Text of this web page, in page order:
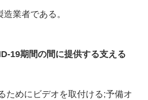
業者である。
19期間の間に提供する支える
ためにビデオを取付ける;予備オ